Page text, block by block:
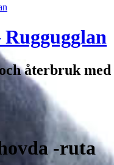
Ruggugglan
återbruk
-ruta